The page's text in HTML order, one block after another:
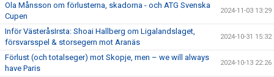
Ola Månsson om förlusterna, skadorna - och ATG Svenska
Cupen
2024-11-03 13:29
Inför VästeråsIrsta: Shoai Hallberg om Ligalandslaget,
försvarsspel & storsegern mot Aranäs
2024-10-31 15:32
Förlust (och totalseger) mot Skopje, men – we will always
have Paris
2024-10-13 22:26